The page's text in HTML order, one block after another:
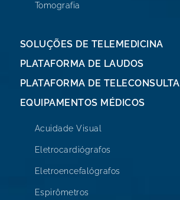
Tomografia
SOLUÇÕES DE TELEMEDICINA
PLATAFORMA DE LAUDOS
PLATAFORMA DE TELECONSULTA
EQUIPAMENTOS MÉDICOS
Acuidade Visual
Eletrocardiógrafos
Eletroencefalógrafos
Espirômetros